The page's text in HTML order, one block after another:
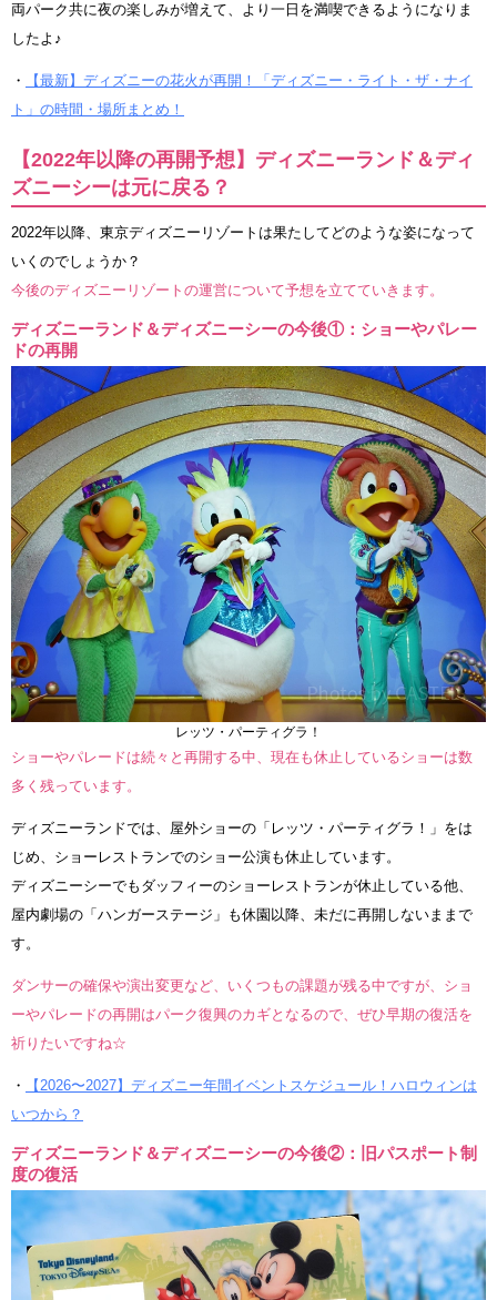
両パーク共に夜の楽しみが増えて、より一日を満喫できるようになりま
したよ♪
・
【最新】ディズニーの花火が再開！「ディズニー・ライト・ザ・ナイ
ト」の時間・場所まとめ！
【2022年以降の再開予想】ディズニーランド＆ディ
ズニーシーは元に戻る？
2022年以降、東京ディズニーリゾートは果たしてどのような姿になって
いくのでしょうか？
今後のディズニーリゾートの運営について予想を立てていきます。
ディズニーランド＆ディズニーシーの今後①：ショーやパレー
ドの再開
レッツ・パーティグラ！
ショーやパレードは続々と再開する中、現在も休止しているショーは数
多く残っています。
ディズニーランドでは、屋外ショーの「レッツ・パーティグラ！」をは
じめ、ショーレストランでのショー公演も休止しています。
ディズニーシーでもダッフィーのショーレストランが休止している他、
屋内劇場の「ハンガーステージ」も休園以降、未だに再開しないままで
す。
ダンサーの確保や演出変更など、いくつもの課題が残る中ですが、ショ
ーやパレードの再開はパーク復興のカギとなるので、ぜひ早期の復活を
祈りたいですね☆
・
【2026〜2027】ディズニー年間イベントスケジュール！ハロウィンは
いつから？
ディズニーランド＆ディズニーシーの今後②：旧パスポート制
度の復活